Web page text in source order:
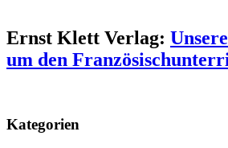
Ernst Klett Verlag:
um den
Kategorien